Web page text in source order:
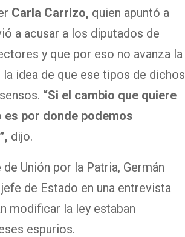
Carla Carrizo, quien apuntó a
a acusar a los diputados de
y que por eso no avanza la
idea de que ese tipos de dichos
“Si el cambio que quiere
por donde podemos
dijo.
Unión por la Patria, Germán
de Estado en una entrevista
modificar la ley estaban
espurios.